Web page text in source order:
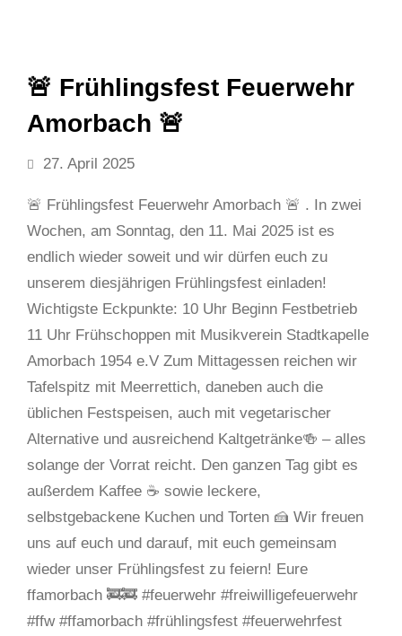
🚨 Frühlingsfest Feuerwehr
Amorbach 🚨
27. April 2025
🚨 Frühlingsfest Feuerwehr Amorbach 🚨 . In zwei
Wochen, am Sonntag, den 11. Mai 2025 ist es
endlich wieder soweit und wir dürfen euch zu
unserem diesjährigen Frühlingsfest einladen!
Wichtigste Eckpunkte: 10 Uhr Beginn Festbetrieb
11 Uhr Frühschoppen mit Musikverein Stadtkapelle
Amorbach 1954 e.V Zum Mittagessen reichen wir
Tafelspitz mit Meerrettich, daneben auch die
üblichen Festspeisen, auch mit vegetarischer
Alternative und ausreichend Kaltgetränke🍻 – alles
solange der Vorrat reicht. Den ganzen Tag gibt es
außerdem Kaffee ☕️ sowie leckere,
selbstgebackene Kuchen und Torten 🍰 Wir freuen
uns auf euch und darauf, mit euch gemeinsam
wieder unser Frühlingsfest zu feiern! Eure
ffamorbach 🚒🚒 #feuerwehr #freiwilligefeuerwehr
#ffw #ffamorbach #frühlingsfest #feuerwehrfest